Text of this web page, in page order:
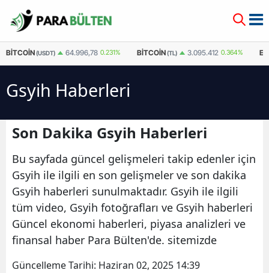
BITCOIN(USDT) 64.996,78 0.231% BITCOIN(TL) 3.095.412 0.364%
Gsyih Haberleri
Son Dakika Gsyih Haberleri
Bu sayfada güncel gelişmeleri takip edenler için
Gsyih ile ilgili en son gelişmeler ve son dakika
Gsyih haberleri sunulmaktadır. Gsyih ile ilgili
tüm video, Gsyih fotoğrafları ve Gsyih haberleri
Güncel ekonomi haberleri, piyasa analizleri ve
finansal haber Para Bülten'de. sitemizde
Güncelleme Tarihi: Haziran 02, 2025 14:39